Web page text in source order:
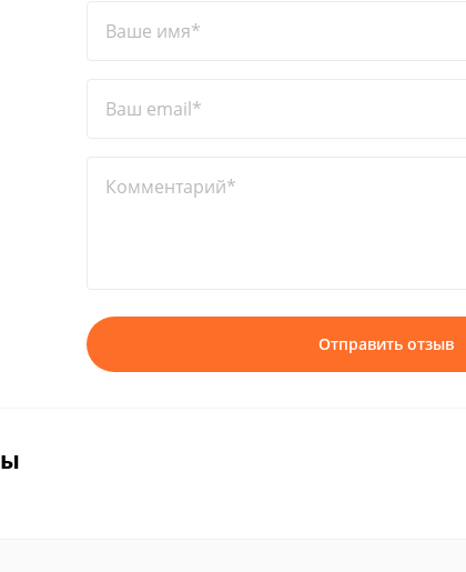
Ваше имя*
Ваш email*
Комментарий*
Отправить отзыв